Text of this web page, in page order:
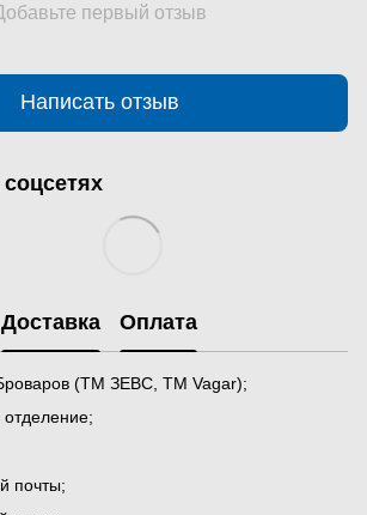
первый отзыв
Написать отзыв
Доставка Оплата
(ТМ ЗЕВС, ТМ Vagar);
почты;